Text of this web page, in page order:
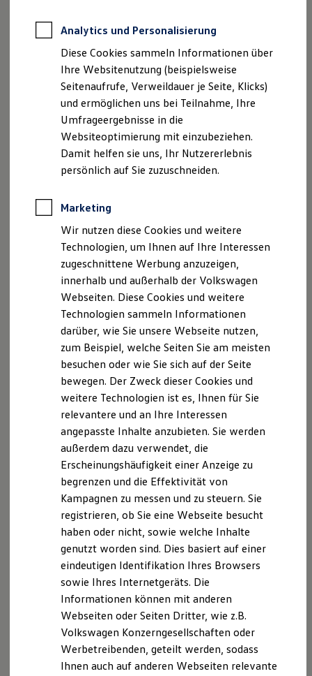
Professional Class bei Volkswagen
Behörden
Direktkunden
Sonderfahrzeuge
Anpfiff zum Gewinn
Elektromobilität
Elektroautos
ID. Tutorials
Elektrofahrzeugkonzepte
ID. EVERY1
Reichweite
Rekuperation
Laden unterwegs
Laden Zuhause
Ladestationen finden
Ladezeitensimulator
Batterie
Sicherheit
Nachhaltigkeit
Technologie
Kosten und Kauf
Verbrauchskosten
Kaufoptionen
E-Auto-Förderung
Software und Konnektivität
Die ID. Software 6
ID. Software Versionen und Updates
Digitale Extras
Schnittstellen zu Ihrem ID.
Marke und Erlebnis
Volkswagen R und R Experience
R-Modelle
R Experience
Driving Experience
Volkswagen entdecken
Werkbesichtigung
Lifestyle Shop
T-Roc Kollektion
Golf Kollektion
Volkswagen Kollektion
R-Kollektion
GTI Kollektion
Fußball Drop
we drive football
Analytics und Personalisierung
Diese Cookies sammeln Informationen über
Ihre Websitenutzung (beispielsweise
Seitenaufrufe, Verweildauer je Seite, Klicks)
und ermöglichen uns bei Teilnahme, Ihre
Umfrageergebnisse in die
Websiteoptimierung mit einzubeziehen.
Damit helfen sie uns, Ihr Nutzererlebnis
persönlich auf Sie zuzuschneiden.
Marketing
Wir nutzen diese Cookies und weitere
Technologien, um Ihnen auf Ihre Interessen
zugeschnittene Werbung anzuzeigen,
innerhalb und außerhalb der Volkswagen
Webseiten. Diese Cookies und weitere
Technologien sammeln Informationen
darüber, wie Sie unsere Webseite nutzen,
zum Beispiel, welche Seiten Sie am meisten
besuchen oder wie Sie sich auf der Seite
bewegen. Der Zweck dieser Cookies und
weitere Technologien ist es, Ihnen für Sie
relevantere und an Ihre Interessen
angepasste Inhalte anzubieten. Sie werden
außerdem dazu verwendet, die
Erscheinungshäufigkeit einer Anzeige zu
begrenzen und die Effektivität von
Kampagnen zu messen und zu steuern. Sie
registrieren, ob Sie eine Webseite besucht
haben oder nicht, sowie welche Inhalte
genutzt worden sind. Dies basiert auf einer
eindeutigen Identifikation Ihres Browsers
sowie Ihres Internetgeräts. Die
Informationen können mit anderen
Webseiten oder Seiten Dritter, wie z.B.
Volkswagen Konzerngesellschaften oder
Werbetreibenden, geteilt werden, sodass
Ihnen auch auf anderen Webseiten relevante